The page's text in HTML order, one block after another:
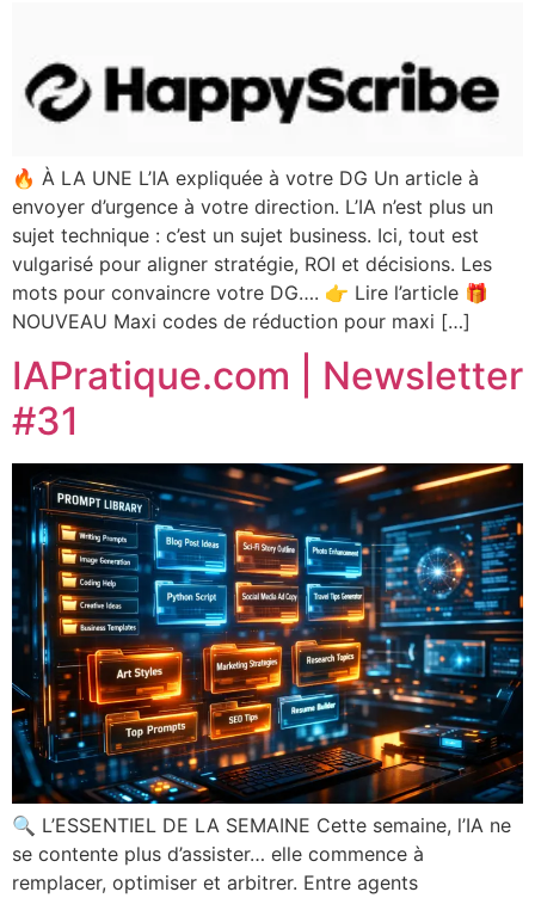
🔥 À LA UNE L’IA expliquée à votre DG Un article à
envoyer d’urgence à votre direction. L’IA n’est plus un
sujet technique : c’est un sujet business. Ici, tout est
vulgarisé pour aligner stratégie, ROI et décisions. Les
mots pour convaincre votre DG…. 👉 Lire l’article 🎁
NOUVEAU Maxi codes de réduction pour maxi […]
IAPratique.com | Newsletter
#31
🔍 L’ESSENTIEL DE LA SEMAINE Cette semaine, l’IA ne
se contente plus d’assister… elle commence à
remplacer, optimiser et arbitrer. Entre agents